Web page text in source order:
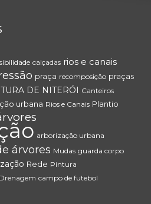
calçadas rios e canais
praça recomposição praças
DE NITERÓI Canteiros
urbana Rios e Canais Plantio
arborização urbana
árvores Mudas guarda corpo
Rede Pintura
Drenagem campo de futebol